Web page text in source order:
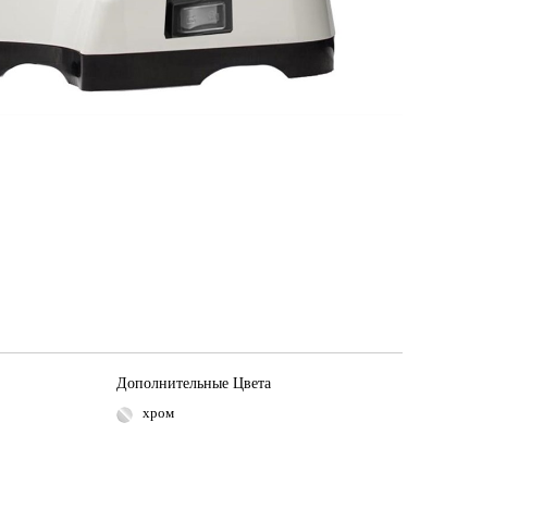
Дополнительные Цвета
хром